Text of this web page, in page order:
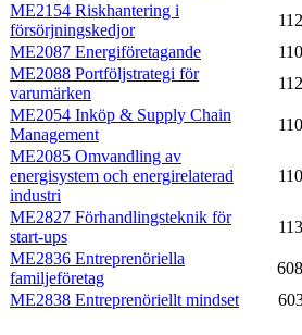
ME2154 Riskhantering i
försörjningskedjor
ME2087 Energiföretagande
ME2088 Portföljstrategi för
varumärken
ME2054 Inköp & Supply Chain
Management
ME2085 Omvandling av
energisystem och energirelaterad
industri
ME2827 Förhandlingsteknik för
start-ups
ME2836 Entreprenöriella
familjeföretag
ME2838 Entreprenöriellt mindset